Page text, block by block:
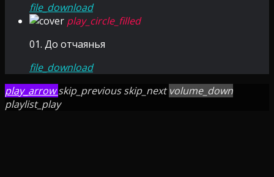
file_download
play_circle_filled
01. До отчаянья
file_download
play_arrow skip_previous skip_next volume_down
playlist_play